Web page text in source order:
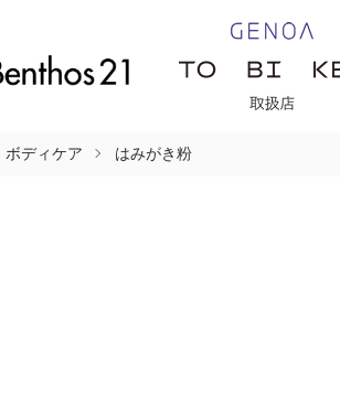
ボディケア はみがき粉